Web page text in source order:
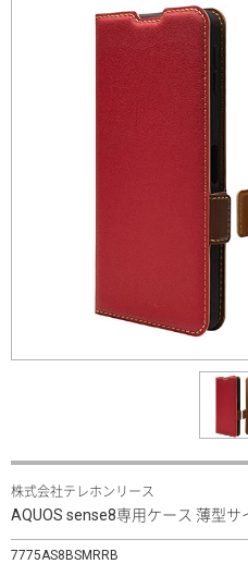
株式会社テレホンリース
AQUOS sense8専用ケース 薄型サ
7775AS8BSMRRB